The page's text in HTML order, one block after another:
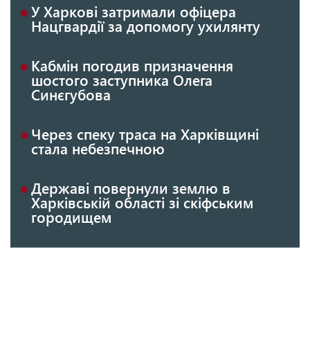
У Харкові затримали офіцера
Нацгвардії за допомогу ухилянту
Кабмін погодив призначення
шостого заступника Олега
Синєгубова
Через спеку траса на Харківщині
стала небезпечною
Державі повернули землю в
Харківській області зі скіфським
городищем